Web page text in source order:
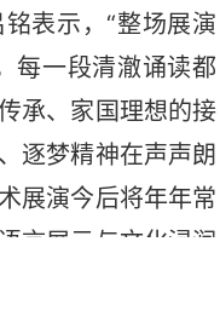
表示 ， “整场展演
每一段清澈诵读都
承、家国理想的接
逐梦精神在声声朗
展演今后将年年常
言展示与文化浸润